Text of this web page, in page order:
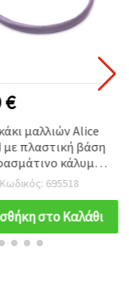
€
μαλλιών Alice
με πλαστική βάση
κάλυμμα
μωβ (λιλά), 10
αξεσουάρ μαλλιών
και κορίτσια
Κωδικός: 695518
στο Καλάθι